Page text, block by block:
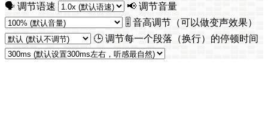
🗣️ 调节语速
📢 调节音量
🎚️ 音高调节（可以做变声效果）
🕒 调节每一个段落（换行）的停顿时间